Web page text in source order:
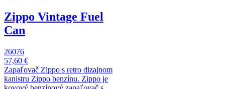
Zippo Vintage Fuel
Can
26076
57,60 €
Zapaľovač Zippo s retro dizajnom
kanistru Zippo benzínu. Zippo je